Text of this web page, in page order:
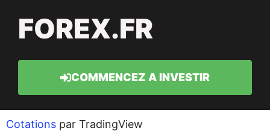
FOREX.FR
COMMENCEZ A INVESTIR
Cotations par TradingView